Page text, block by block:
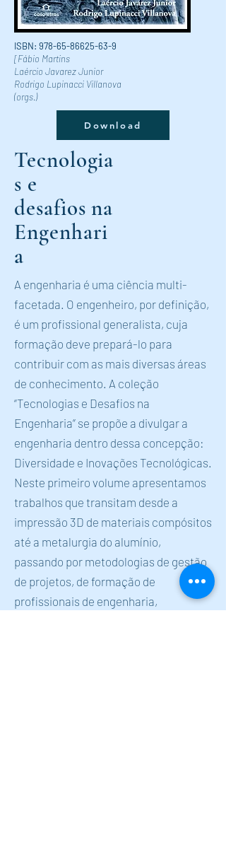
ISBN: 978-65-86625-63-9
[Fábio Martins
Laércio Javarez Junior
Rodrigo Lupinacci Villanova
(orgs.)
Download
Tecnologia
s e
desafios na
Engenhari
a
A engenharia é uma ciência multi-
facetada. O engenheiro, por definição,
é um profissional generalista, cuja
formação deve prepará-lo para
contribuir com as mais diversas áreas
de conhecimento. A coleção
“Tecnologias e Desafios na
Engenharia” se propõe a divulgar a
engenharia dentro dessa concepção:
Diversidade e Inovações Tecnológicas.
Neste primeiro volume apresentamos
trabalhos que transitam desde a
impressão 3D de materiais compósitos
até a metalurgia do alumínio,
passando por metodologias de gestão
de projetos, de formação de
profissionais de engenharia,